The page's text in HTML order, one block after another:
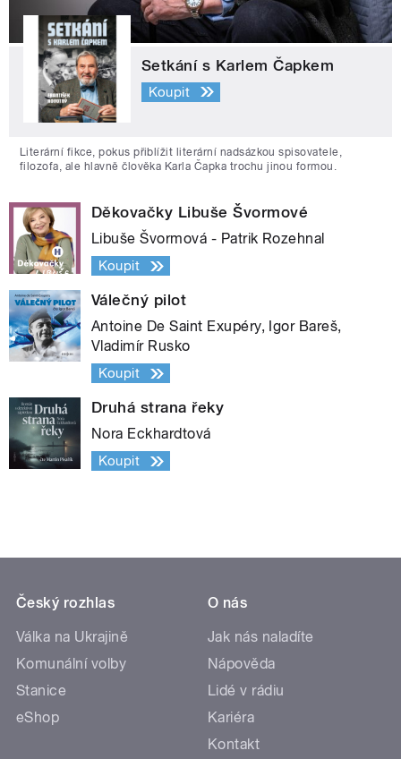
Setkání s Karlem Čapkem
Koupit
Literární fikce, pokus přiblížit literární nadsázkou spisovatele,
filozofa, ale hlavně člověka Karla Čapka trochu jinou formou.
Děkovačky Libuše Švormové
Libuše Švormová - Patrik Rozehnal
Koupit
Válečný pilot
Antoine De Saint Exupéry, Igor Bareš,
Vladimír Rusko
Koupit
Druhá strana řeky
Nora Eckhardtová
Koupit
Český rozhlas
Válka na Ukrajině
Komunální volby
Stanice
eShop
O nás
Jak nás naladíte
Nápověda
Lidé v rádiu
Kariéra
Kontakt